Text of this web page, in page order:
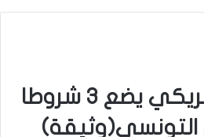
الكونغرس الأمريكي يضع 3 شروطا
التونسي(وثيقة)